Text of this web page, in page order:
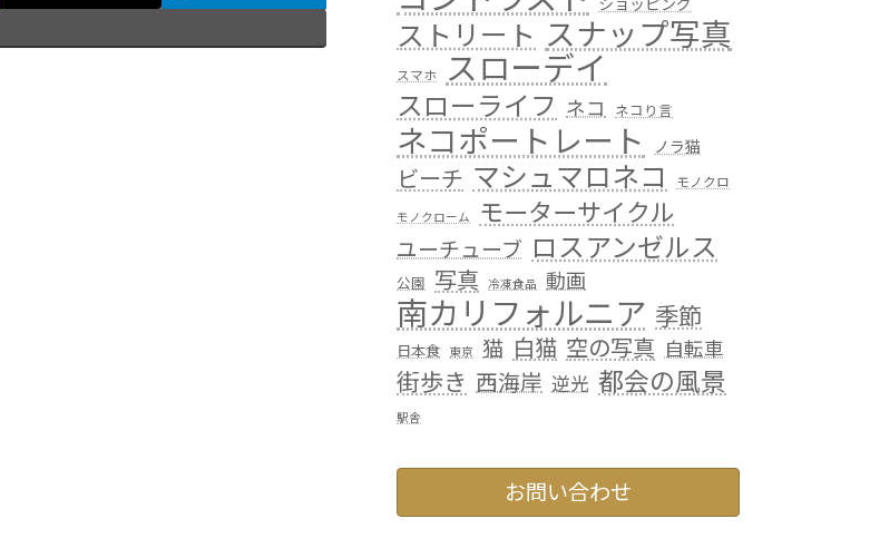
ショッピング
ストリート スナップ写真
スマホ スローデイ
スローライフ ネコ ネコり言
ネコポートレート ノラ猫
ビーチ マシュマロネコ モノクロ
モノクローム モーターサイクル
ユーチューブ ロスアンゼルス
公園 写真 冷凍食品 動画
南カリフォルニア 季節
日本食 東京 猫 白猫 空の写真 自転車
街歩き 西海岸 逆光 都会の風景
駅舎
お問い合わせ